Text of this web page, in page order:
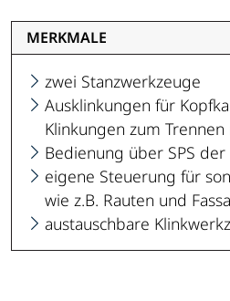
MERKMALE
zwei Stanzwerkzeuge
Ausklinkungen für
Klinkungen zum
Bedienung über SPS der
eigene Steuerung für
wie z.B. Rauten und
austauschbare